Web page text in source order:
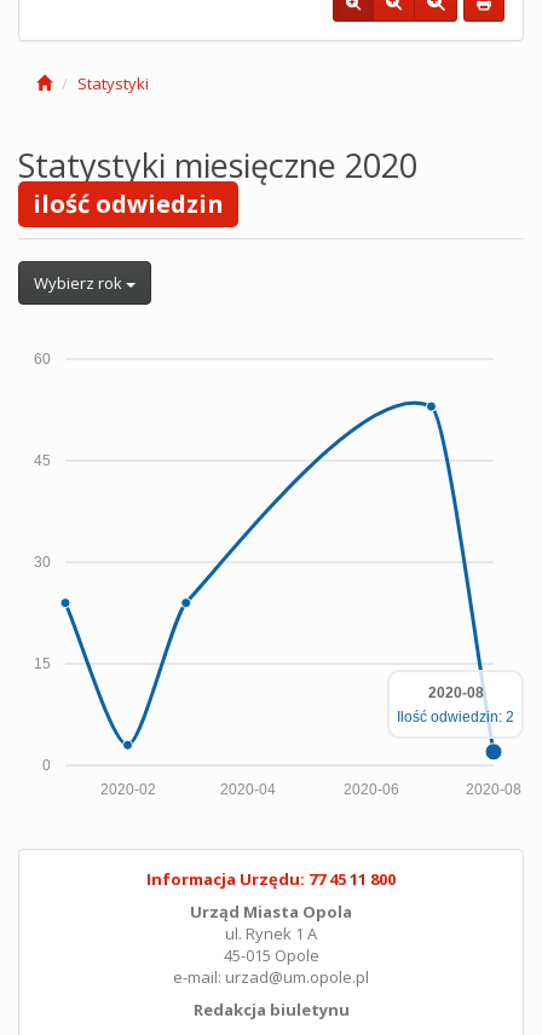
Statystyki
Statystyki miesięczne 2020
ilość odwiedzin
Wybierz rok
0
15
30
45
60
2020-08
2020-06
2020-04
2020-02
2020-08
Ilość odwiedzin: 2
Informacja Urzędu: 77 45 11 800
Urząd Miasta Opola
ul. Rynek 1 A
45-015 Opole
e-mail: urzad@um.opole.pl
Redakcja biuletynu